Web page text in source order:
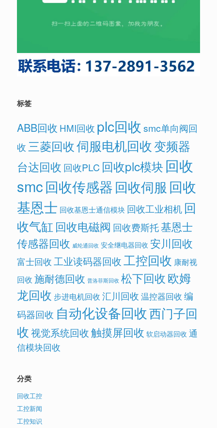
标签
ABB回收 HMI回收 plc回收 smc单向阀回
收三菱回收伺服电机回收变频器
台达回收 回收PLC 回收plc模块 回收
smc回收传感器回收伺服 回收
基恩士 回收基恩士通信模块 回收工业相机 回
收气缸 回收电磁阀 回收费斯托基恩士
传感器回收 威纶通回收 安全继电器回收 安川回收
富士回收工业读码器回收工控回收 康耐视
回收 施耐德回收 普洛菲斯回收 松下回收欧姆
龙回收 步进电机回收 汇川回收 温控器回收 编
码器回收 自动化设备回收西门子回
收视觉系统回收触摸屏回收 软启动器回收 通
信模块回收
分类
回收工控
工控新闻
工控知识